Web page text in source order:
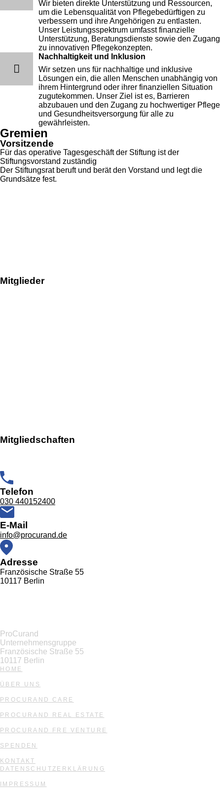
Wir bieten direkte Unterstützung und Ressourcen,
um die Lebensqualität von Pflegebedürftigen zu
verbessern und ihre Angehörigen zu entlasten.
Unser Leistungsspektrum umfasst finanzielle
Unterstützung, Beratungsdienste sowie den Zugang
zu innovativen Pflegekonzepten.
Nachhaltigkeit und Inklusion
Wir setzen uns für nachhaltige und inklusive
Lösungen ein, die allen Menschen unabhängig von
ihrem Hintergrund oder ihrer finanziellen Situation
zugutekommen. Unser Ziel ist es, Barrieren
abzubauen und den Zugang zu hochwertiger Pflege
und Gesundheitsversorgung für alle zu
gewährleisten.
Gremien
Vorsitzende
Für das operative Tagesgeschäft der Stiftung ist der
Stiftungsvorstand zuständig
Der Stiftungsrat beruft und berät den Vorstand und legt die
Grundsätze fest.
Mitglieder
Mitgliedschaften
Telefon
030 440152400
E-Mail
info@procurand.de
Adresse
Französische Straße 55
10117 Berlin
ProCurand
Unternehmensgruppe
Französische Straße 55
10117 Berlin
HOME
ÜBER UNS
PROCURAND CARE
PROCURAND REAL ESTATE
PROCURAND FRE VENTURE
SPENDEN
KONTAKT
DATENSCHUTZERKLÄRUNG
IMPRESSUM